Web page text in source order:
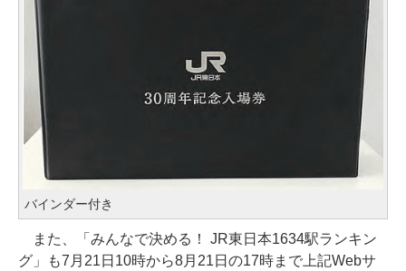
バインダー付き
また、「みんなで決める！ JR東日本1634駅ランキン
グ」も7月21日10時から8月21日の17時まで上記Webサ